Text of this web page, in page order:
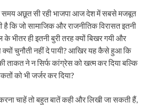
समय अछूत सी रही भाजपा आज देश में सबसे मजबूत
कि जो सामाजिक और राजनीतिक विरासत इतनी
भीतर ही इतनी बुरी तरह क्यों बिखर गयी और
क्यों चुनौती नहीं दे पायी? आखिर यह कैसे हुआ कि
ताकत ने न सिर्फ कांग्रेस को खत्म कर दिया बल्कि
को भी जर्जर कर दिया?
चाहें तो बहुत बातें कही और लिखी जा सकती हैं,